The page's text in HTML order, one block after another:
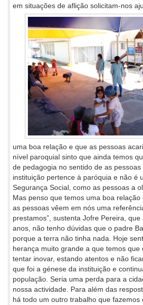
em situações de aflição solicitam-nos
uma boa relação e que as pessoas
nível paroquial sinto que ainda temos
de pedagogia no sentido de as
instituição pertence à paróquia e não é
Segurança Social, como as pessoas a
Mas penso que temos uma boa
as pessoas vêem em nós uma
prestamos”, sustenta Jofre Pereira, que
anos, não tenho dúvidas que o padre
porque a terra não tinha nada. Hoje
herança muito grande a que temos que
tentar inovar, estando atentos e não
que foi a génese da instituição e
população. Seria uma perda para a
nossa actividade. Para além das
há todo um outro trabalho que fazemos